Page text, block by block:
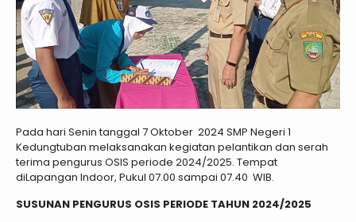
Pada hari Senin tanggal 7 Oktober 2024 SMP Negeri 1
Kedungtuban melaksanakan kegiatan pelantikan dan serah
terima pengurus OSIS periode 2024/2025. Tempat
diLapangan Indoor, Pukul 07.00 sampai 07.40 WIB.
SUSUNAN PENGURUS OSIS PERIODE TAHUN 2024/2025